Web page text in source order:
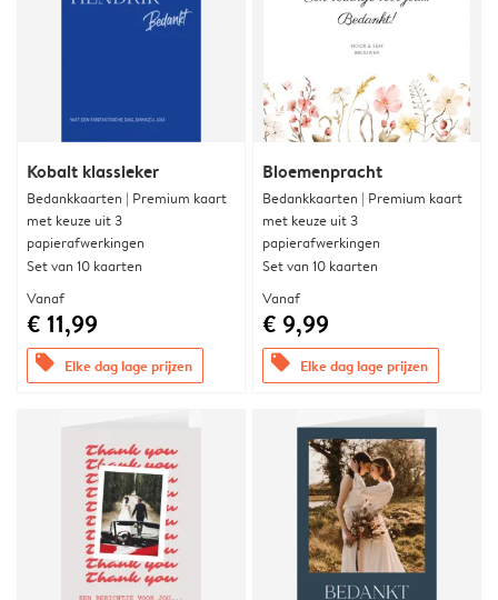
Kobalt klassieker
Bedankkaarten | Premium kaart
met keuze uit 3
papierafwerkingen
Set van 10 kaarten
Vanaf
€ 11,99
offers Elke dag lage prijzen
Bloemenpracht
Bedankkaarten | Premium kaart
met keuze uit 3
papierafwerkingen
Set van 10 kaarten
Vanaf
€ 9,99
offers Elke dag lage prijzen